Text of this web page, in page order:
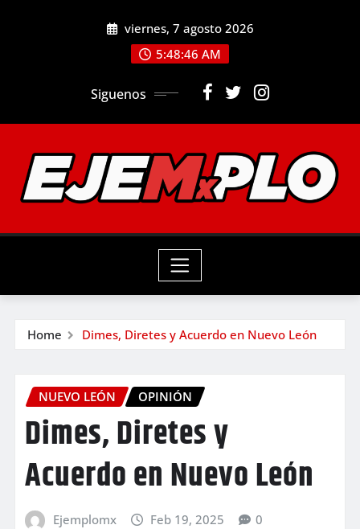
viernes, 7 agosto 2026
5:48:47 AM
Siguenos
Home Dimes, Diretes y Acuerdo en Nuevo León
NUEVO LEÓN OPINIÓN
Dimes, Diretes y
Acuerdo en Nuevo León
Ejemplomx Feb 19, 2025 0